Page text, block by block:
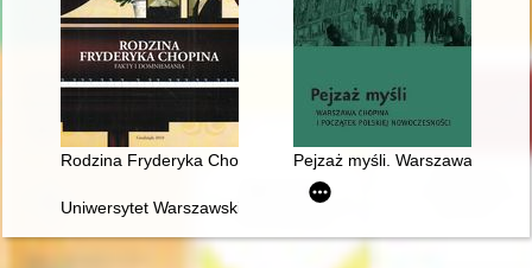
Rodzina Fryderyka Chopina. Fakty i domniemania
Pejzaż myśli. Warszawa
Uniwersytet Warszawski i młody Chopin